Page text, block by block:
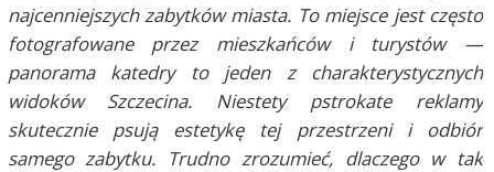
najcenniejszych zabytków miasta. To miejsce jest często
fotografowane przez mieszkańców i turystów —
panorama katedry to jeden z charakterystycznych
widoków Szczecina. Niestety pstrokate reklamy
skutecznie psują estetykę tej przestrzeni i odbiór
samego zabytku. Trudno zrozumieć, dlaczego w tak